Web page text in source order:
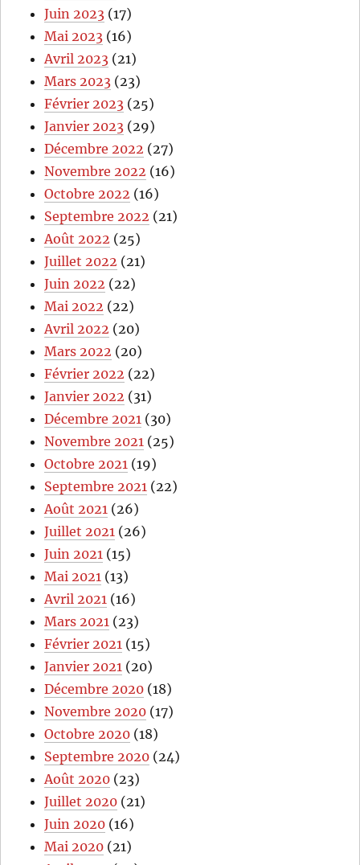
Juin 2023 (17)
Mai 2023 (16)
Avril 2023 (21)
Mars 2023 (23)
Février 2023 (25)
Janvier 2023 (29)
Décembre 2022 (27)
Novembre 2022 (16)
Octobre 2022 (16)
Septembre 2022 (21)
Août 2022 (25)
Juillet 2022 (21)
Juin 2022 (22)
Mai 2022 (22)
Avril 2022 (20)
Mars 2022 (20)
Février 2022 (22)
Janvier 2022 (31)
Décembre 2021 (30)
Novembre 2021 (25)
Octobre 2021 (19)
Septembre 2021 (22)
Août 2021 (26)
Juillet 2021 (26)
Juin 2021 (15)
Mai 2021 (13)
Avril 2021 (16)
Mars 2021 (23)
Février 2021 (15)
Janvier 2021 (20)
Décembre 2020 (18)
Novembre 2020 (17)
Octobre 2020 (18)
Septembre 2020 (24)
Août 2020 (23)
Juillet 2020 (21)
Juin 2020 (16)
Mai 2020 (21)